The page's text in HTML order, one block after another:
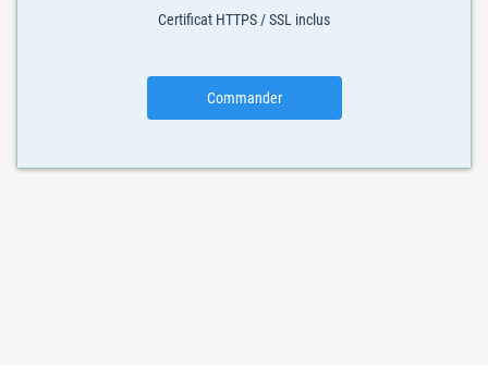
Certificat HTTPS / SSL inclus
Commander